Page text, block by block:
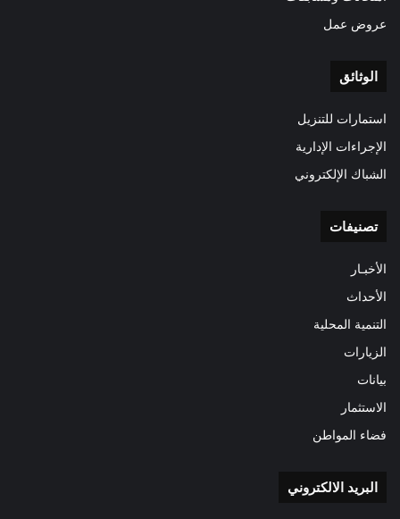
عروض عمل
الوثائق
استمارات للتنزيل
الإجراءات الإدارية
الشباك الإلكتروني
تصنيفات
الأخبـار
الأحداث
التنمية المحلية
الزيارات
بيانات
الاستثمار
فضاء المواطن
البريد الالكتروني